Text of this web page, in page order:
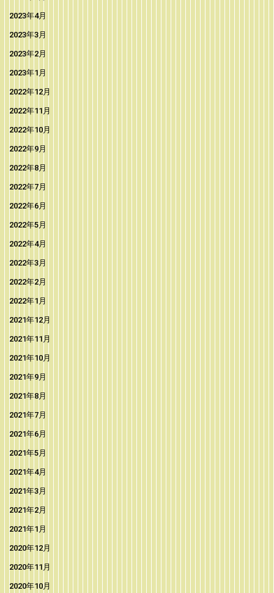
2023年4月
2023年3月
2023年2月
2023年1月
2022年12月
2022年11月
2022年10月
2022年9月
2022年8月
2022年7月
2022年6月
2022年5月
2022年4月
2022年3月
2022年2月
2022年1月
2021年12月
2021年11月
2021年10月
2021年9月
2021年8月
2021年7月
2021年6月
2021年5月
2021年4月
2021年3月
2021年2月
2021年1月
2020年12月
2020年11月
2020年10月